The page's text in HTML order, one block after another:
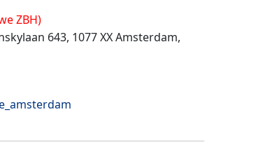
ZBH)
643, 1077 XX Amsterdam,